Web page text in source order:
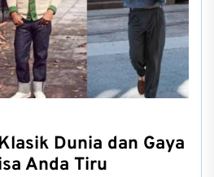
Dunia dan Gaya
Anda Tiru